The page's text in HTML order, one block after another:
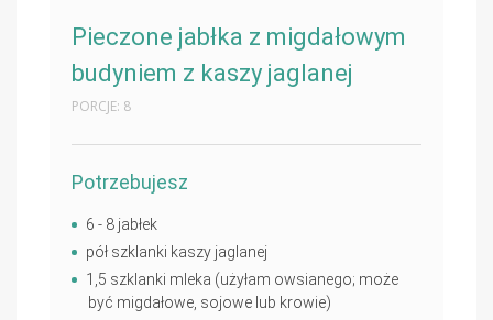
Pieczone jabłka z migdałowym
budyniem z kaszy jaglanej
PORCJE: 8
Potrzebujesz
6 - 8 jabłek
pół szklanki kaszy jaglanej
1,5 szklanki mleka (użyłam owsianego; może
być migdałowe, sojowe lub krowie)